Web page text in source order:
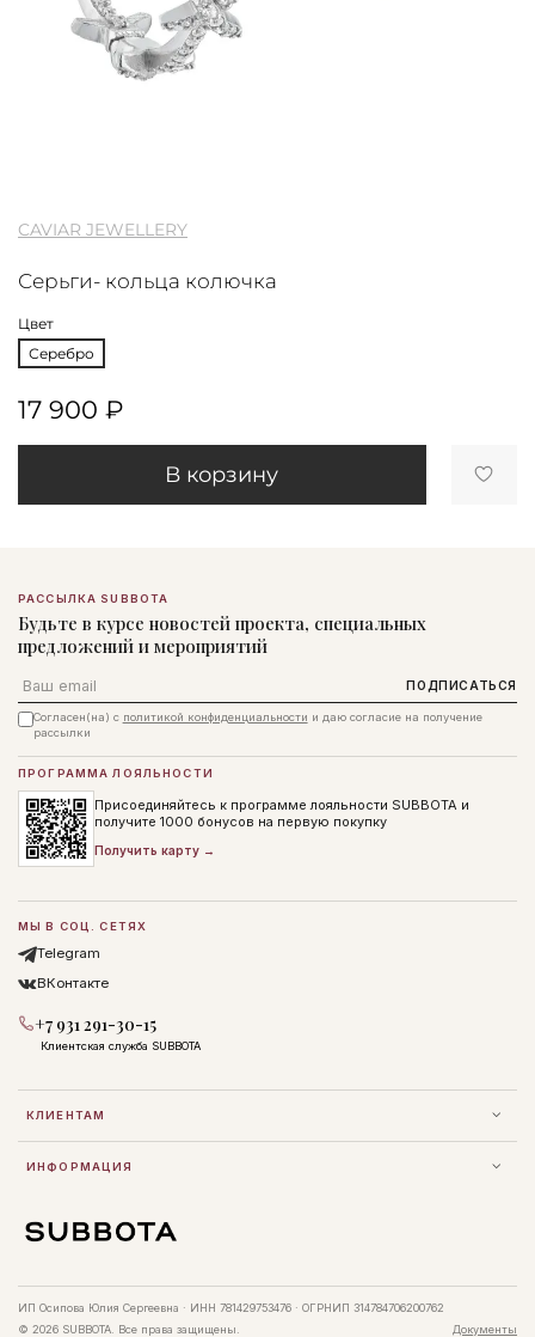
CAVIAR JEWELLERY
Серьги- кольца колючка
Цвет
Серебро
17 900 ₽
В корзину
РАССЫЛКА SUBBOTA
Будьте в курсе новостей проекта, специальных
предложений и мероприятий
Email ПОДПИСАТЬСЯ
Согласен(на) с политикой конфиденциальности и даю согласие на получение
рассылки
КЛИЕНТАМ
ИНФОРМАЦИЯ
ПРОГРАММА ЛОЯЛЬНОСТИ
Присоединяйтесь к программе лояльности SUBBOTA и
получите 1000 бонусов на первую покупку
Получить карту →
МЫ В СОЦ. СЕТЯХ
Telegram
ВКонтакте
+7 931 291-30-15
Клиентская служба SUBBOTA
ИП Осипова Юлия Сергеевна · ИНН 781429753476 · ОГРНИП 314784706200762
© 2026 SUBBOTA. Все права защищены.
Документы